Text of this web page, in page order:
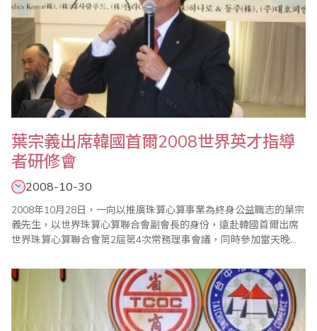
葉宗義出席韓國首爾2008世界英才指導
者研修會
2008-10-30
2008年10月28日，一向以推廣珠算心算事業為終身公益職志的葉宗
義先生，以世界珠算心算聯合會副會長的身份，遠赴韓國首爾出席
世界珠算心算聯合會第2屆第4次常務理事會議，同時參加當天晚上
珠算的未來發展方向進行講演。 世界珠算心算聯合會第2屆第4次常
務理事會議及2008世界英才指導者研修會由同為世界珠算心算聯合